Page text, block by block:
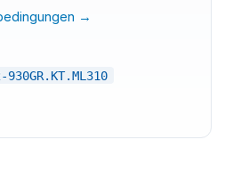
→
930GR.KT.ML310